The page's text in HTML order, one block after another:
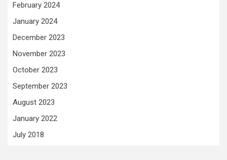
February 2024
January 2024
December 2023
November 2023
October 2023
September 2023
August 2023
January 2022
July 2018